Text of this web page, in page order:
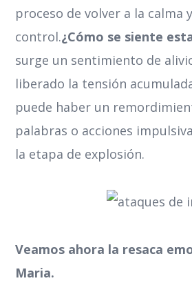
proceso de volver a la calma
control.¿Cómo se siente
surge un sentimiento de
liberado la tensión
puede haber un
palabras o acciones
la etapa de explosión.
Veamos ahora la resaca
Maria.